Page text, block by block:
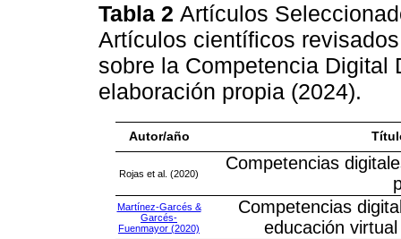
Tabla 2 Artículos
Artículos científicos
sobre la Competencia Digital
elaboración propia (2024).
Autor/año
Rojas et al. (2020)
Competencias
Martínez-Garcés &
Garcés-
Fuenmayor (2020)
Competencias
educación